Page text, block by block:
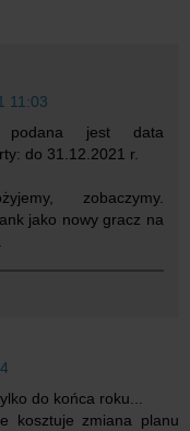
11:03
podana jest data
do 31.12.2021 r.
zobaczymy.
jako nowy gracz na
do końca roku...
kosztuje zmiana planu